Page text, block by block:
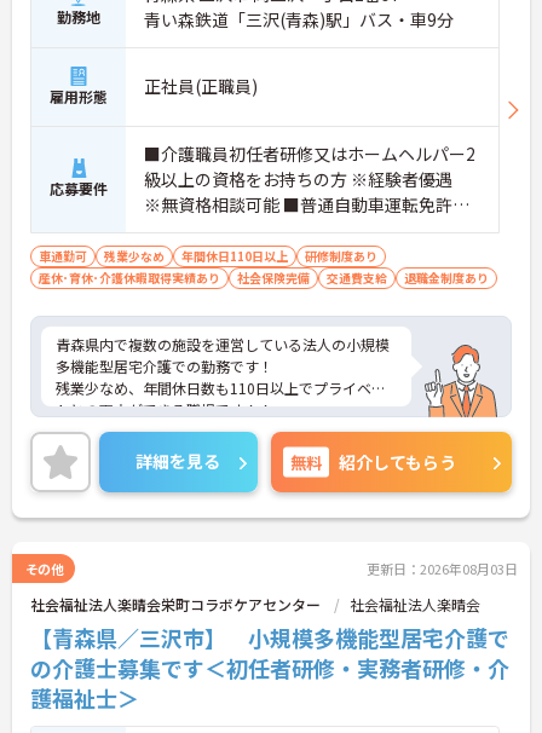
勤務地
青い森鉄道「三沢(青森)駅」バス・車9分
雇用形態 正社員(正職員)
応募要件
■介護職員初任者研修又はホームヘルパー2
級以上の資格をお持ちの方 ※経験者優遇
※無資格相談可能 ■普通自動車運転免許（A
T限定可）
車通勤可 残業少なめ 年間休日110日以上
研修制度あり
産休･育休･介護休暇取得実績あり
社会保険完備 交通費支給 退職金制度あり
青森県内で複数の施設を運営している法人の小規模
多機能型居宅介護での勤務です！
残業少なめ、年間休日数も110日以上でプライベー
トとの両立ができる職場です！！
面接のポイントなど、さらに詳細をお話致しますの
でお気軽にご相談ください。
詳細を見る 無料 紹介してもらう
その他 更新日：2026年08月03日
社会福祉法人楽晴会栄町コラボケアセンター 社会福祉法人楽晴会
【青森県／三沢市】 小規模多機能型居宅介護で
の介護士募集です＜初任者研修・実務者研修・介
護福祉士＞